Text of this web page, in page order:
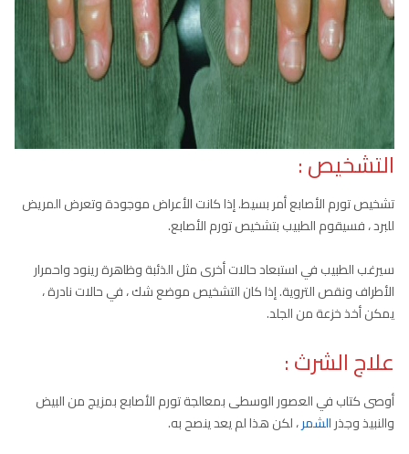
التشخيص :
تشخيص تورم الأصابع أمر بسيط. إذا كانت الأعراض موجودة وتعرض المريض
للبرد ، فسيقوم الطبيب بتشخيص تورم الأصابع.
سيرغب الطبيب في استبعاد حالات أخرى مثل الذئبة وظاهرة رينود واحمرار
الأطراف ونقص التروية. إذا كان التشخيص موضع شك ، في حالات نادرة ،
يمكن أخذ خزعة من الجلد.
علاج الشرث :
أوصى كتاب في العصور الوسطى بمعالجة تورم الأصابع بمزيج من البيض
والنبيذ وجذرالشمر، لكن هذا لم يعد ينصح به.